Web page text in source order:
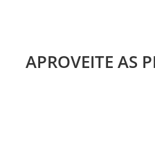
APROVEITE AS